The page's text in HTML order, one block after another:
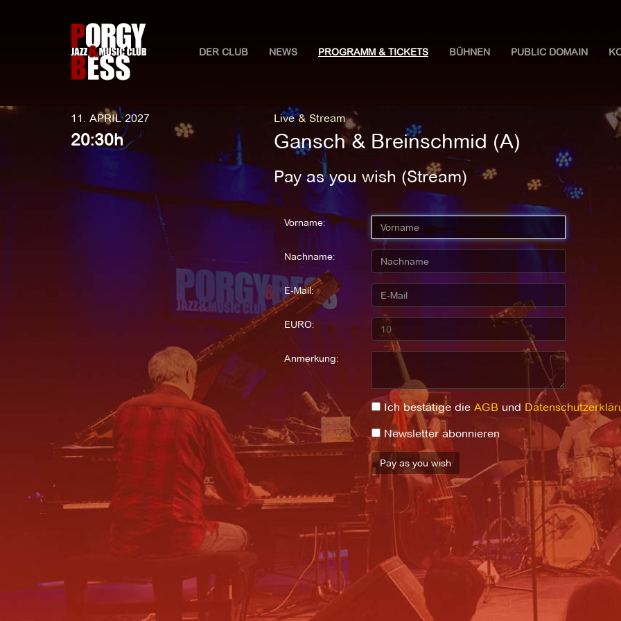
DER CLUB NEWS PROGRAMM & TICKETS BÜHNEN PUBLIC DOMAIN
11. APRIL 2027
20:30h
Live & Stream
Gansch & Breinschmid (A)
Pay as you wish (Stream)
Vorname:
Nachname:
E-Mail:
EURO:
Anmerkung:
Ich bestätige die AGB und
Newsletter abonnieren
Pay as you wish